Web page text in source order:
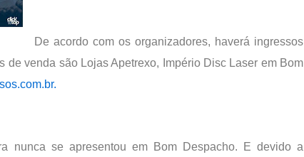
De acordo com os organizadores, haverá ingressos
venda são Lojas Apetrexo, Império Disc Laser em Bom
nunca se apresentou em Bom Despacho. E devido a